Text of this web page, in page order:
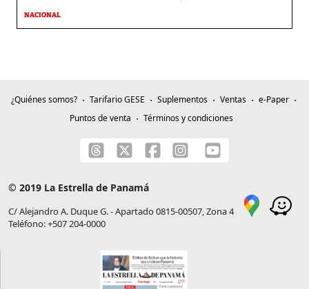
NACIONAL
¿Quiénes somos? Tarifario GESE Suplementos Ventas
e-Paper
Puntos de venta
Términos y condiciones
© 2019 La Estrella de Panamá
C/ Alejandro A. Duque G. - Apartado 0815-00507, Zona 4
Teléfono: +507 204-0000